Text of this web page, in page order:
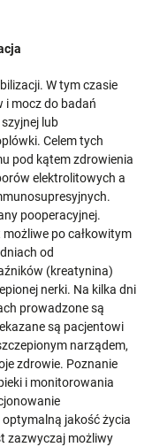
W tym czasie
i mocz do badań
lub
Celem tych
pod kątem zdrowienia
elektrolitowych a
pooperacyjnej.
po całkowitym
od
(kreatynina)
nerki. Na kilka dni
prowadzone są
są pacjentowi
narządem,
zdrowie. Poznanie
i monitorowania
jakość życia
zazwyczaj możliwy